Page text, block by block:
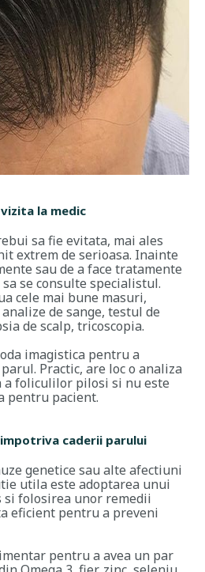
la medic
sa fie evitata, mai ales
extrem de serioasa. Inainte
sau de a face tratamente
se consulte specialistul.
cele mai bune masuri,
de sange, testul de
de scalp, tricoscopia.
imagistica pentru a
Practic, are loc o analiza
foliculilor pilosi si nu este
pentru pacient.
caderii parului
genetice sau alte afectiuni
utila este adoptarea unui
si folosirea unor remedii
eficient pentru a preveni
pentru a avea un par